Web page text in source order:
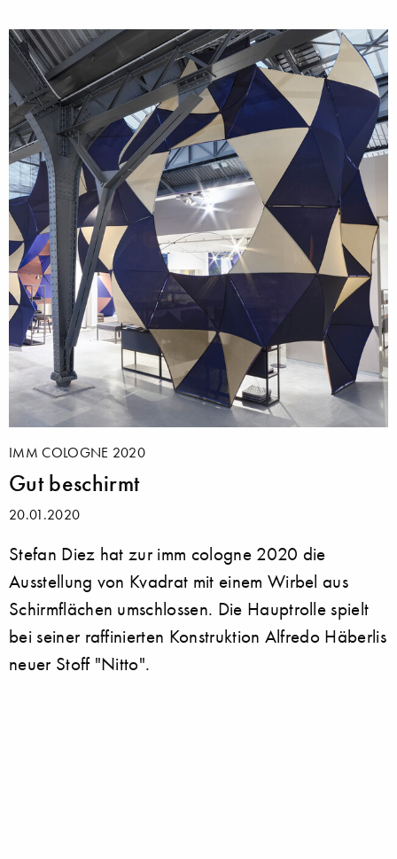
IMM COLOGNE 2020
Gut beschirmt
20.01.2020
Stefan Diez hat zur imm cologne 2020 die
Ausstellung von Kvadrat mit einem Wirbel aus
Schirmflächen umschlossen. Die Hauptrolle spielt
bei seiner raffinierten Konstruktion Alfredo Häberlis
neuer Stoff "Nitto".